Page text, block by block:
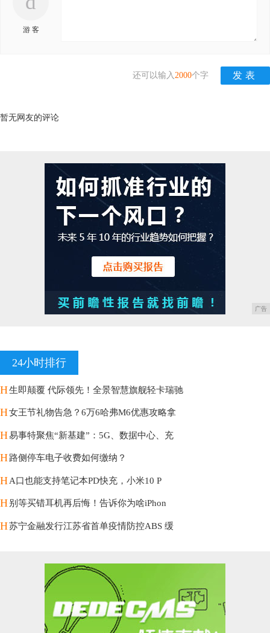
游 客
还可以输入 2000个字
暂无网友的评论
广告
24小时排行
H生即颠覆 代际领先！全景智慧旗舰轻卡瑞驰
H女王节礼物告急？6万6哈弗M6优惠攻略拿
H易事特聚焦“新基建”：5G、数据中心、充
H路侧停车电子收费如何缴纳？
HA口也能支持笔记本PD快充，小米10 P
H别等买错耳机再后悔！告诉你为啥iPhon
H苏宁金融发行江苏省首单疫情防控ABS 缓